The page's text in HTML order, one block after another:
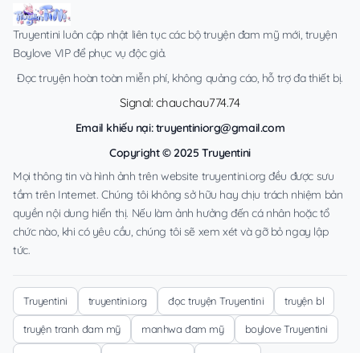
Truyentini luôn cập nhật liên tục các bộ truyện đam mỹ mới, truyện
Boylove VIP để phục vụ độc giả.
Đọc truyện hoàn toàn miễn phí, không quảng cáo, hỗ trợ đa thiết bị.
Signal: chauchau774.74
Email khiếu nại:truyentiniorg@gmail.com
Copyright © 2025 Truyentini
Mọi thông tin và hình ảnh trên website truyentini.org đều được sưu
tầm trên Internet. Chúng tôi không sở hữu hay chịu trách nhiệm bản
quyền nội dung hiển thị. Nếu làm ảnh hưởng đến cá nhân hoặc tổ
chức nào, khi có yêu cầu, chúng tôi sẽ xem xét và gỡ bỏ ngay lập
tức.
Truyentini truyentini.org đọc truyện Truyentini truyện bl
truyện tranh đam mỹ manhwa đam mỹ boylove Truyentini